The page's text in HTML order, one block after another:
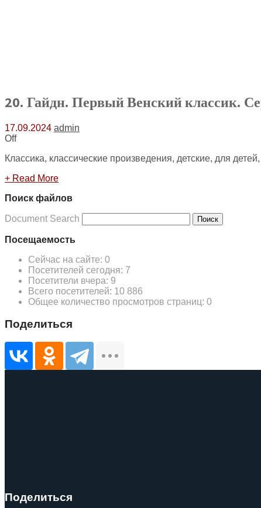
20. Гайдн. Первый Венский классик.
17.09.2024 admin
Off
Классика, классические произведения, детские, для
+ Read More
Поиск файлов
Document Search Поиск
Посещаемость
Сейчас на сайте: 0
Посетителей сегодня: 7
Посетители вчера: 9
Всего посетителей: 10 886
Общее количество просмотров страниц: 0
Поделиться
Поделиться